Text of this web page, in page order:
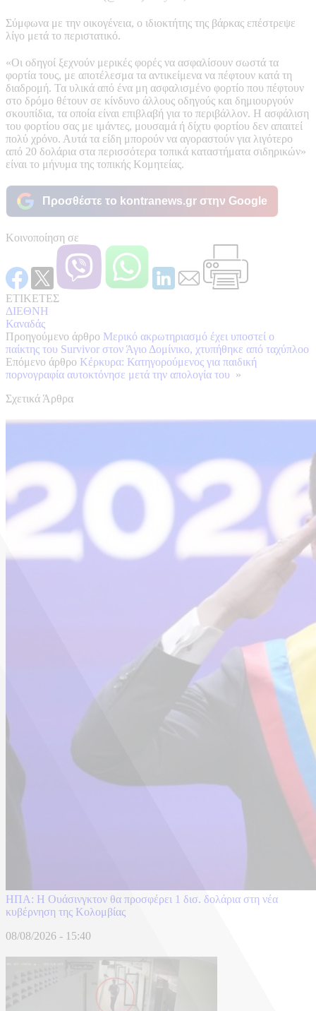
Σύμφωνα με την οικογένεια, ο ιδιοκτήτης της βάρκας επέστρεψε
λίγο μετά το περιστατικό.
«Οι οδηγοί ξεχνούν μερικές φορές να ασφαλίσουν σωστά τα
φορτία τους, με αποτέλεσμα τα αντικείμενα να πέφτουν κατά τη
διαδρομή. Τα υλικά από ένα μη ασφαλισμένο φορτίο που πέφτουν
στο δρόμο θέτουν σε κίνδυνο άλλους οδηγούς και δημιουργούν
σκουπίδια, τα οποία είναι επιβλαβή για το περιβάλλον. Η ασφάλιση
του φορτίου σας με ιμάντες, μουσαμά ή δίχτυ φορτίου δεν απαιτεί
πολύ χρόνο. Αυτά τα είδη μπορούν να αγοραστούν για λιγότερο
από 20 δολάρια στα περισσότερα τοπικά καταστήματα σιδηρικών»
είναι το μήνυμα της τοπικής Κομητείας.
Προσθέστε το kontranews.gr στην Google
Κοινοποίηση σε
ΕΤΙΚΕΤΕΣ
ΔΙΕΘΝΗ
Καναδάς
Προηγούμενο άρθρο Μερικό ακρωτηριασμό έχει υποστεί ο
παίκτης του Survivor στον Άγιο Δομίνικο, χτυπήθηκε από ταχύπλοο
Επόμενο άρθρο Κέρκυρα: Κατηγορούμενος για παιδική
πορνογραφία αυτοκτόνησε μετά την απολογία του »
Σχετικά Άρθρα
ΗΠΑ: H Ουάσινγκτον θα προσφέρει 1 δισ. δολάρια στη νέα
κυβέρνηση της Κολομβίας
08/08/2026 - 15:40